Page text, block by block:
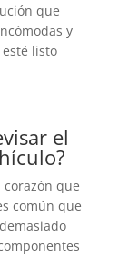
que
y
listo
el
que
común que